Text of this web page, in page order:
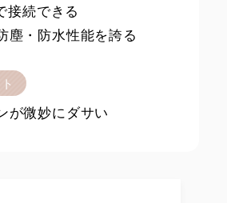
接続できる
塵・防水性能を誇る
が微妙にダサい